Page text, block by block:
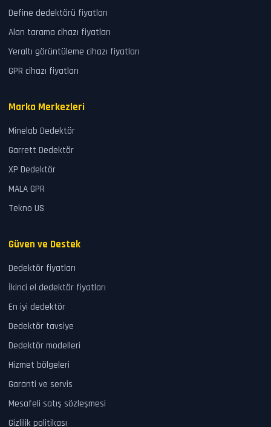
Define dedektörü fiyatları
Alan tarama cihazı fiyatları
Yeraltı görüntüleme cihazı fiyatları
GPR cihazı fiyatları
Marka Merkezleri
Minelab Dedektör
Garrett Dedektör
XP Dedektör
MALA GPR
Tekno US
Güven ve Destek
Dedektör fiyatları
İkinci el dedektör fiyatları
En iyi dedektör
Dedektör tavsiye
Dedektör modelleri
Hizmet bölgeleri
Garanti ve servis
Mesafeli satış sözleşmesi
Gizlilik politikası